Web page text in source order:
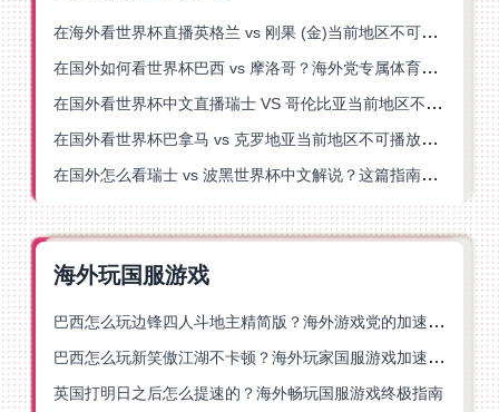
在海外看世界杯直播英格兰 vs 刚果 (金)当前地区不可播放？这篇指南帮你突破所有限制
在国外如何看世界杯巴西 vs 摩洛哥？海外党专属体育观赛指南来了
在国外看世界杯中文直播瑞士 VS 哥伦比亚当前地区不可播放？这篇指南帮你搞定
在国外看世界杯巴拿马 vs 克罗地亚当前地区不可播放？这篇指南帮你轻松解决海外体育直播难题
在国外怎么看瑞士 vs 波黑世界杯中文解说？这篇指南帮你搞定所有地区限制问题
海外玩国服游戏
巴西怎么玩边锋四人斗地主精简版？海外游戏党的加速器终极选择
巴西怎么玩新笑傲江湖不卡顿？海外玩家国服游戏加速终极指南（附猫和老鼠一梦江湖实测）
英国打明日之后怎么提速的？海外畅玩国服游戏终极指南